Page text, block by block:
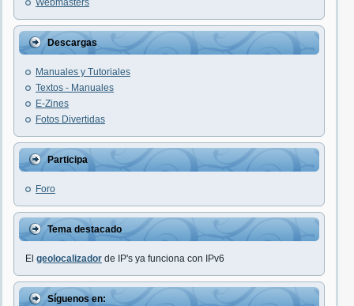
Webmasters
Descargas
Manuales y Tutoriales
Textos - Manuales
E-Zines
Fotos Divertidas
Participa
Foro
Tema destacado
El geolocalizador de IP's ya funciona con IPv6
Síguenos en: